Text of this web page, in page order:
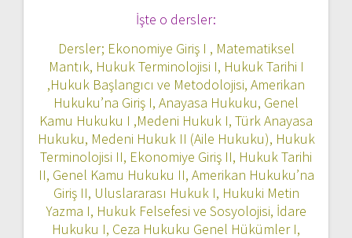
İşte o dersler:
Dersler; Ekonomiye Giriş I , Matematiksel
Mantık, Hukuk Terminolojisi I, Hukuk Tarihi I
,Hukuk Başlangıcı ve Metodolojisi, Amerikan
Hukuku’na Giriş I, Anayasa Hukuku, Genel
Kamu Hukuku I ,Medeni Hukuk I, Türk Anayasa
Hukuku, Medeni Hukuk II (Aile Hukuku), Hukuk
Terminolojisi II, Ekonomiye Giriş II, Hukuk Tarihi
II, Genel Kamu Hukuku II, Amerikan Hukuku’na
Giriş II, Uluslararası Hukuk I, Hukuki Metin
Yazma I, Hukuk Felsefesi ve Sosyolojisi, İdare
Hukuku I, Ceza Hukuku Genel Hükümler I,